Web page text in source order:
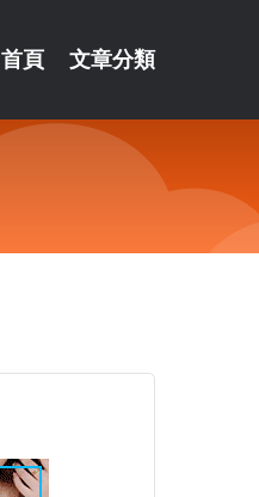
首頁 文章分類